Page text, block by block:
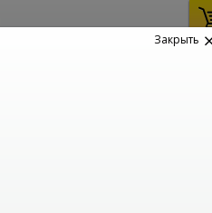
Закрыть